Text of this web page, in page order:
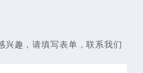
兴趣，请填写表单，联系我们